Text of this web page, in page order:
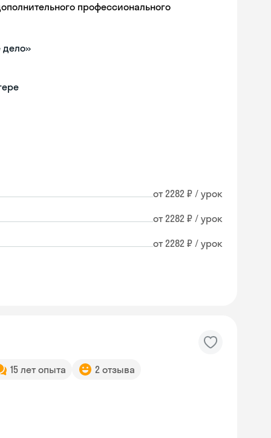
профессионального
дело»
от 2282 ₽ / урок
от 2282 ₽ / урок
от 2282 ₽ / урок
15 лет опыта 2 отзыва